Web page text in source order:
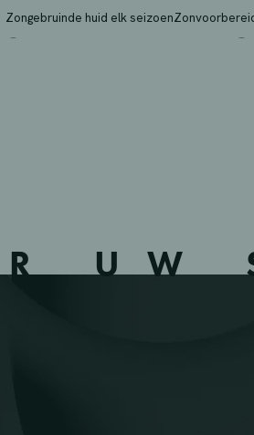
Zongebruinde huid elk seizoen
UW